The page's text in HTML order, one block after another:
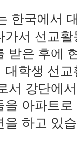
한국에서
가서 선교
받은 후에
대학생 선
서 강단에
을 아파트
을 하고 있